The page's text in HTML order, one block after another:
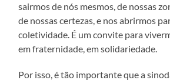
sairmos de nós mesmos, de nossas
de nossas certezas, e nos abrirmos
coletividade. É um convite para
em fraternidade, em solidariedade.
Por isso, é tão importante que a